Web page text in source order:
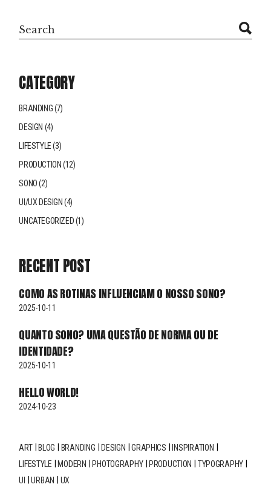
CATEGORY
BRANDING(7)
DESIGN (4)
LIFESTYLE(3)
PRODUCTION (12)
SONO(2)
UI/UX DESIGN (4)
UNCATEGORIZED(1)
RECENT POST
COMO AS ROTINAS INFLUENCIAM O NOSSO SONO?
2025-10-11
QUANTO SONO? UMA QUESTÃO DE NORMA OU DE
IDENTIDADE?
2025-10-11
HELLO WORLD!
2024-10-23
ART BLOG BRANDING DESIGN GRAPHICS
INSPIRATION
LIFESTYLE
MODERN PHOTOGRAPHY PRODUCTION
TYPOGRAPHY
UI
URBAN UX